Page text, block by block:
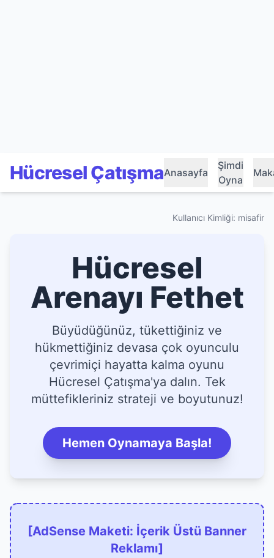
Hücresel ÇatışmaAnasayfa
Şimdi
Oyna
Kullanıcı Kimliği: misafir
Hücresel
Arenayı Fethet
Büyüdüğünüz, tükettiğiniz ve
hükmettiğiniz devasa çok oyunculu
çevrimiçi hayatta kalma oyunu
Hücresel Çatışma'ya dalın. Tek
müttefikleriniz strateji ve boyutunuz!
Hemen Oynamaya Başla!
[AdSense Maketi: İçerik Üstü Banner
Reklamı]